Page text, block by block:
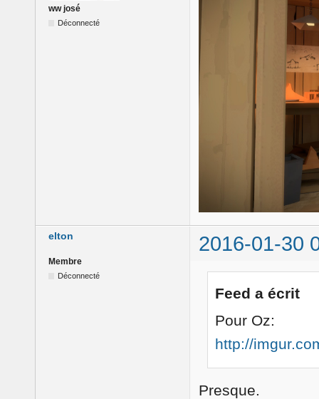
ww josé
Déconnecté
elton 2016-01-30
Membre
Déconnecté
Feed a écrit
Pour Oz:
http://
Presque.